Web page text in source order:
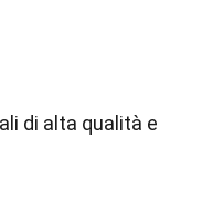
di alta qualità e